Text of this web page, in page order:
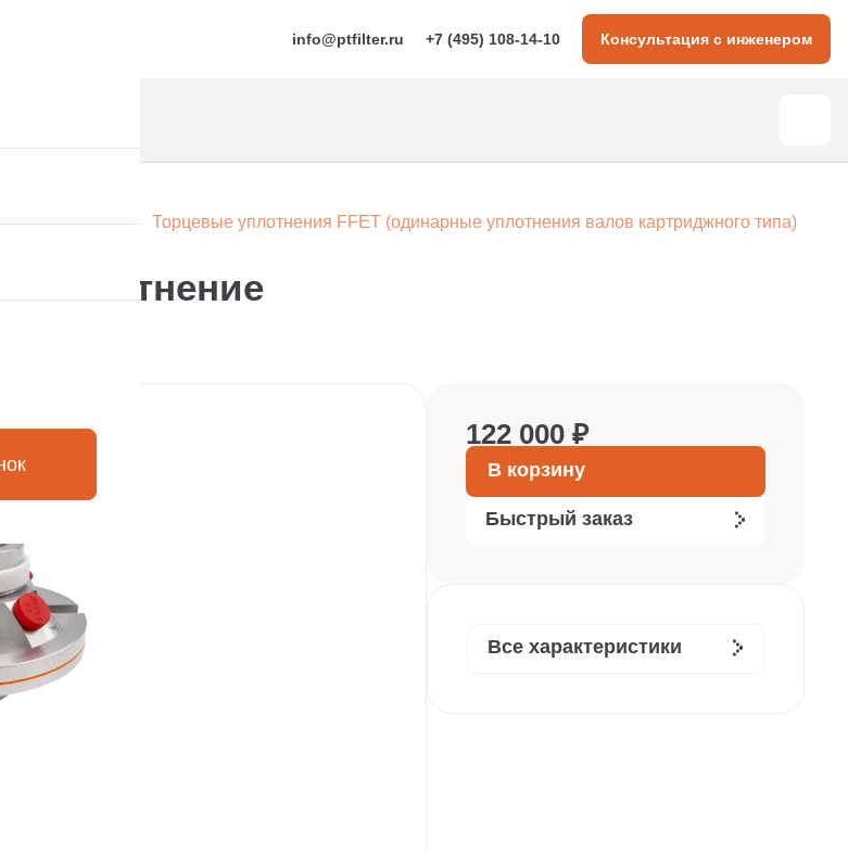
info@ptfilter.ru +7 (495) 108-14-10 Консультация с инженером
уплотнения
Торцевые уплотнения FFET (одинарные уплотнения валов картриджного типа)
уплотнение
122 000 ₽
В корзину
Быстрый заказ
Все характеристики